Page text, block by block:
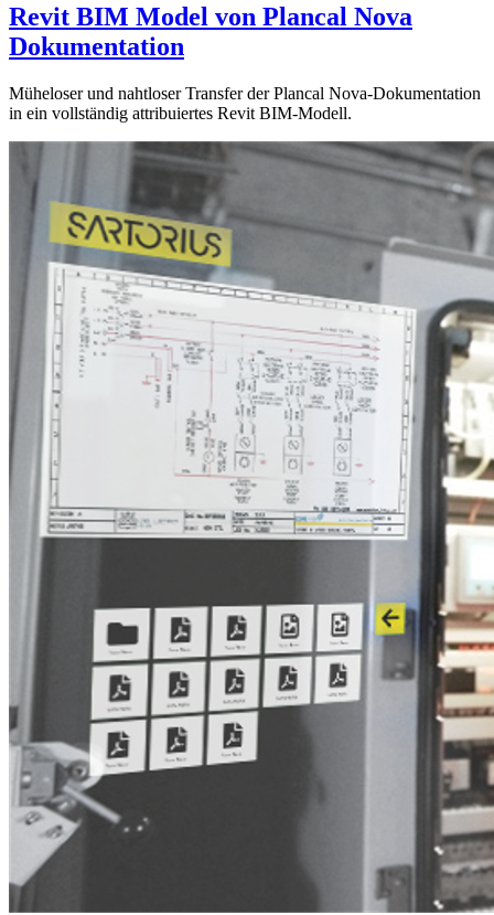
Revit BIM Model von Plancal Nova
Dokumentation
Müheloser und nahtloser Transfer der Plancal Nova-Dokumentation
in ein vollständig attribuiertes Revit BIM-Modell.